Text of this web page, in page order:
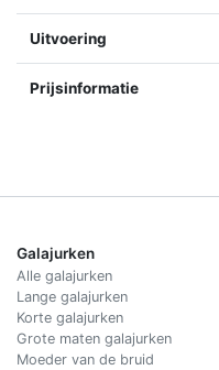
Uitvoering
Prijsinformatie
Galajurken
Alle galajurken
Lange galajurken
Korte galajurken
Grote maten galajurken
Moeder van de bruid